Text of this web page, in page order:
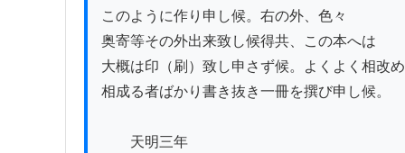
このように作り申し候。右の外、色々
奥寄等その外出来致し候得共、この本へは
大概は印（刷）致し申さず候。よくよく相改
相成る者ばかり書き抜き一冊を撰び申し候。
天明三年